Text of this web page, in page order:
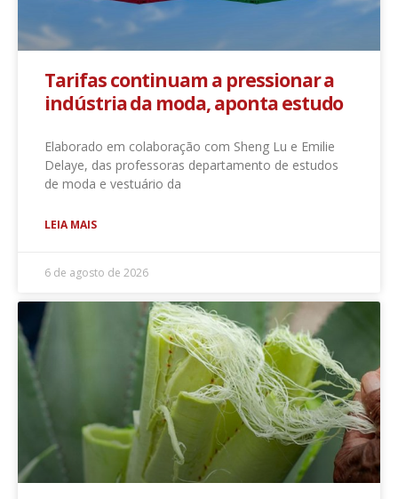
Tarifas continuam a pressionar a
indústria da moda, aponta estudo
Elaborado em colaboração com Sheng Lu e Emilie
Delaye, das professoras departamento de estudos
de moda e vestuário da
LEIA MAIS
6 de agosto de 2026